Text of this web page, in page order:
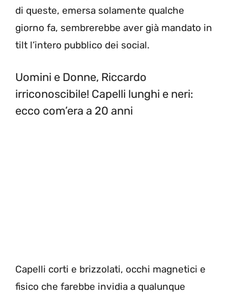
di queste, emersa solamente qualche
giorno fa, sembrerebbe aver già mandato in
tilt l’intero pubblico dei social.
Uomini e Donne, Riccardo
irriconoscibile! Capelli lunghi e neri:
ecco com’era a 20 anni
Capelli corti e brizzolati, occhi magnetici e
fisico che farebbe invidia a qualunque